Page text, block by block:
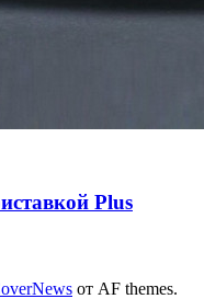
Plus
от AF themes.